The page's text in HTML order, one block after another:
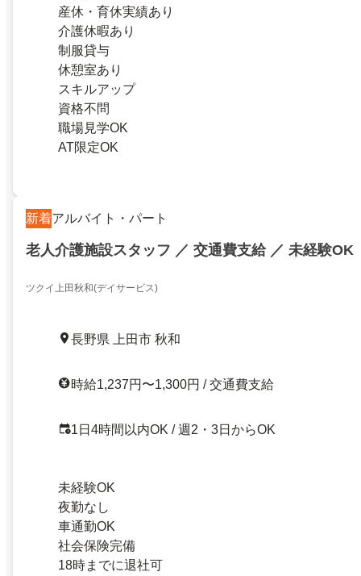
産休・育休実績あり
介護休暇あり
制服貸与
休憩室あり
スキルアップ
資格不問
職場見学OK
AT限定OK
新着アルバイト・パート
老人介護施設スタッフ ／ 交通費支給 ／ 未経験OK
ツクイ上田秋和(デイサービス)
長野県 上田市 秋和
時給1,237円〜1,300円 / 交通費支給
1日4時間以内OK / 週2・3日からOK
未経験OK
夜勤なし
車通勤OK
社会保険完備
18時までに退社可